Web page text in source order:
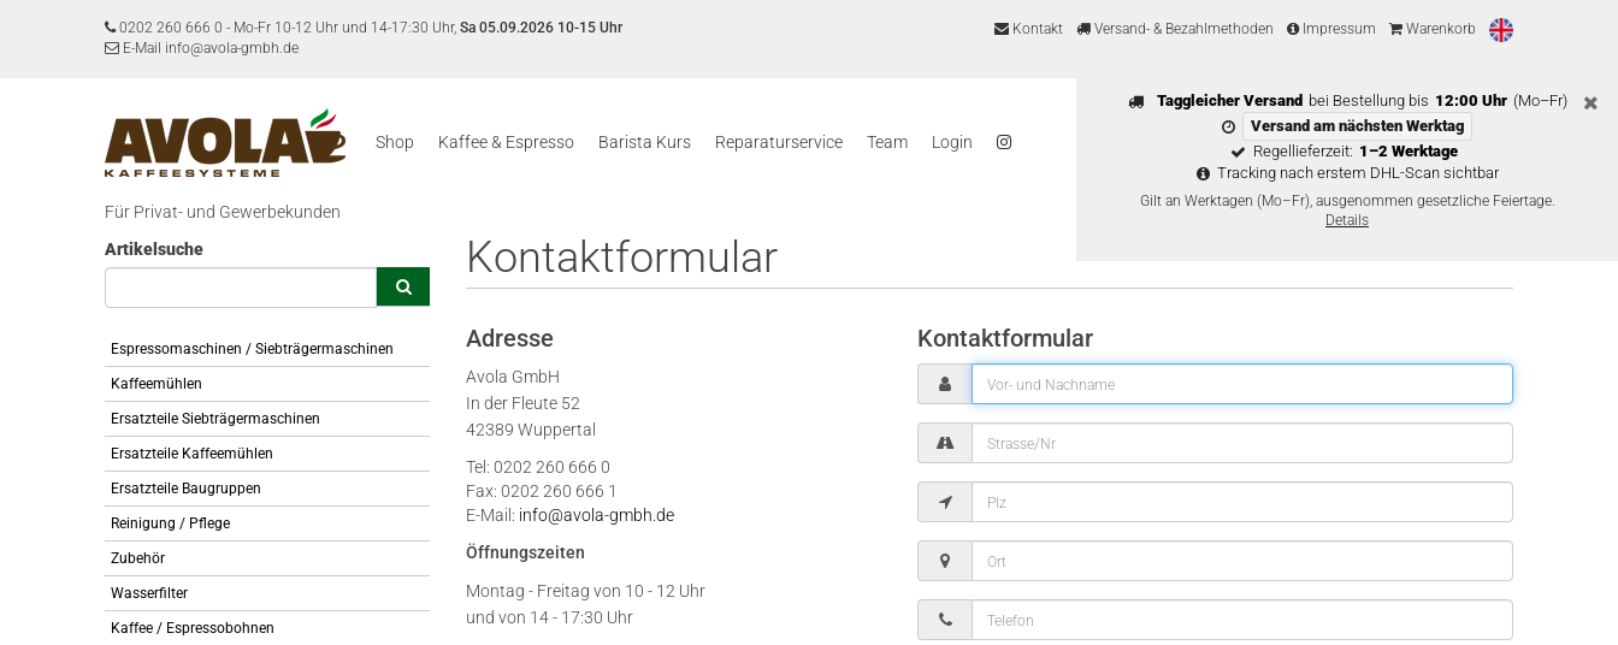
0202 260 666 0 - Mo-Fr 10-12 Uhr und 14-17:30 Uhr, Sa 05.09.2026 10-15 Uhr
E-Mail info@avola-gmbh.de
Kontakt Versand- & Bezahlmethoden Impressum Warenkorb
Taggleicher Versand bei Bestellung bis 12:00 Uhr (Mo–Fr)
Versand am nächsten Werktag
Regellieferzeit: 1–2 Werktage
Tracking nach erstem DHL-Scan sichtbar
Gilt an Werktagen (Mo–Fr), ausgenommen gesetzliche Feiertage.
Details
Shop Kaffee & Espresso Barista Kurs Reparaturservice Team Login
Für Privat- und Gewerbekunden
Artikelsuche
Espressomaschinen / Siebträgermaschinen
Kaffeemühlen
Ersatzteile Siebträgermaschinen
Ersatzteile Kaffeemühlen
Ersatzteile Baugruppen
Reinigung / Pflege
Zubehör
Wasserfilter
Kaffee / Espressobohnen
Kontaktformular
Adresse
Avola GmbH
In der Fleute 52
42389 Wuppertal
Tel: 0202 260 666 0
Fax: 0202 260 666 1
E-Mail: info@avola-gmbh.de
Öffnungszeiten
Montag - Freitag von 10 - 12 Uhr
und von 14 - 17:30 Uhr
Kontaktformular